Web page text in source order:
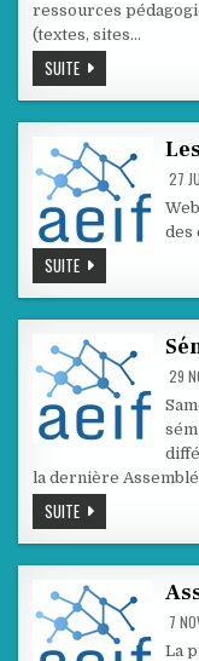
ressources
(textes, sites…
SUITELA
FORGE
AEIF
27
des
SUITELES
RENCONTRES
DE
29
la dernière
SUITESÉMINAIRE
DU
03
7
La